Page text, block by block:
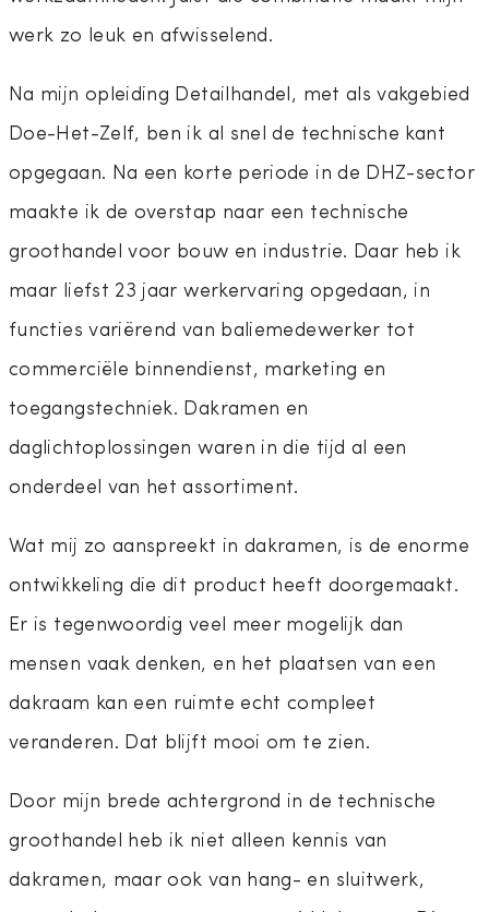
werk zo leuk en afwisselend.
Na mijn opleiding Detailhandel, met als vakgebied
Doe-Het-Zelf, ben ik al snel de technische kant
opgegaan. Na een korte periode in de DHZ-sector
maakte ik de overstap naar een technische
groothandel voor bouw en industrie. Daar heb ik
maar liefst 23 jaar werkervaring opgedaan, in
functies variërend van baliemedewerker tot
commerciële binnendienst, marketing en
toegangstechniek. Dakramen en
daglichtoplossingen waren in die tijd al een
onderdeel van het assortiment.
Wat mij zo aanspreekt in dakramen, is de enorme
ontwikkeling die dit product heeft doorgemaakt.
Er is tegenwoordig veel meer mogelijk dan
mensen vaak denken, en het plaatsen van een
dakraam kan een ruimte echt compleet
veranderen. Dat blijft mooi om te zien.
Door mijn brede achtergrond in de technische
groothandel heb ik niet alleen kennis van
dakramen, maar ook van hang- en sluitwerk,